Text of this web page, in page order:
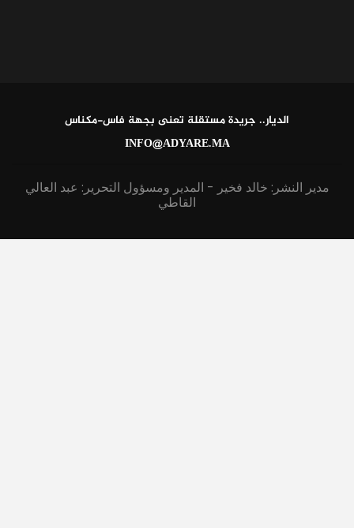
الديار.. جريدة مستقلة تعنى بجهة فاس-مكناس
INFO@ADYARE.MA
مدير النشر: خالد فخير - المدير ومسؤول التحرير: عبد العالي
القاطي